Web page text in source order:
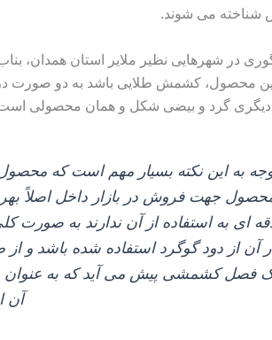
می‌ شوند.
در شهرهایی نظیر ملایر استان همدان،
محصول، کشمش طلایی باشد به دو صورت
گرد و بیضی شکل و همان محصولی است
به این نکته بسیار مهم است که
جهت فروش در بازار داخل اصلاً
ای به استفاده از آن ندارند به
آن از دود گوگرد استفاده شده باشد و
آن